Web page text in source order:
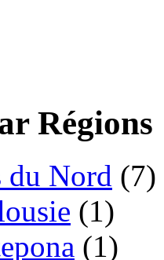
Régions
du Nord (7)
(1)
(1)